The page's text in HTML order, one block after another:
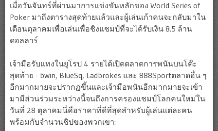
เมื่อวันจันทร์ที่ผ่านมาการแข่งขันหลักของ World Series of
Poker มาถึงตารางสุดท้ายแล้วและผู้เล่นเก้าคนจะกลับมาใน
เดือนตุลาคมเพื่อเล่นเพื่อชิงแชมป์ที่จะได้รับเงิน 8.5 ล้าน
ดอลลาร์
เจ้ามือรับแทงในยุโรป 4 รายได้เปิดตลาดการพนันบนโต๊ะ
สุดท้าย - bwin, BlueSq, Ladbrokes และ 888Sportตลาดอื่น ๆ
อีกมากมายจะปรากฏขึ้นและเจ้ามือพนันอีกมากมายจะเข้า
มามีส่วนร่วมระหว่างนี้จนถึงการครองแชมป์โลกคนใหม่ใน
วันที่ 28 ตุลาคมนี่คือราคาที่ดีที่สุดสำหรับผู้เล่นแต่ละคน
พร้อมกับจำนวนชิปของพวกเขา: